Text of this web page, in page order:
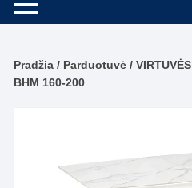
Pradžia / Parduotuvė /VIRTUVĖS
BHM 160-200